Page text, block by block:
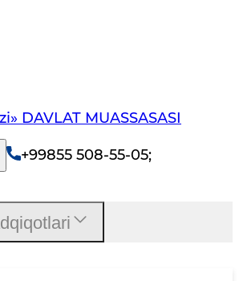
DAVLAT MUASSASASI
+99855 508-55-05;